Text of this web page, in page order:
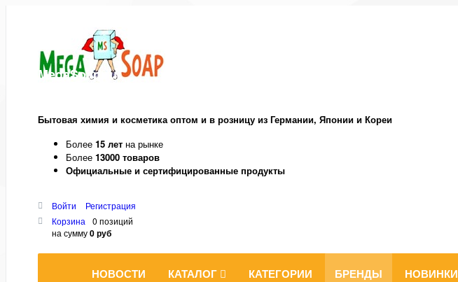
MegaSoap.ru
Бытовая химия и косметика оптом и в розницу из Германии, Японии и Кореи
Более 15 лет на рынке
Более 13000 товаров
Официальные и сертифицированные продукты
Войти
Регистрация
Корзина
0 позиций
на сумму0 руб
НОВОСТИ КАТАЛОГ КАТЕГОРИИ БРЕНДЫ НОВИНКИ